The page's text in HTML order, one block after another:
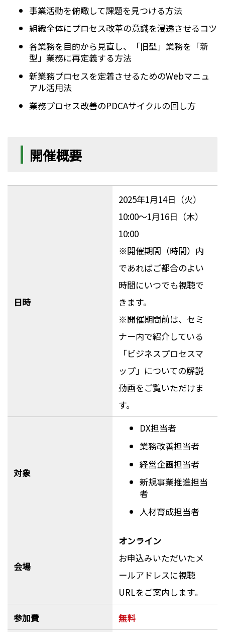
事業活動を俯瞰して課題を見つける方法
組織全体にプロセス改革の意識を浸透させるコツ
各業務を目的から見直し、「旧型」業務を「新
型」業務に再定義する方法
新業務プロセスを定着させるためのWebマニュ
アル活用法
業務プロセス改善のPDCAサイクルの回し方
開催概要
日時
2025年1月14日（火）
10:00～1月16日（木）
10:00
※開催期間（時間）内
であればご都合のよい
時間にいつでも視聴で
きます。
※開催期間前は、セミ
ナー内で紹介している
「ビジネスプロセスマ
ップ」についての解説
動画をご覧いただけま
す。
対象
DX担当者
業務改善担当者
経営企画担当者
新規事業推進担当
者
人材育成担当者
会場
オンライン
お申込みいただいたメ
ールアドレスに視聴
URLをご案内します。
参加費 無料